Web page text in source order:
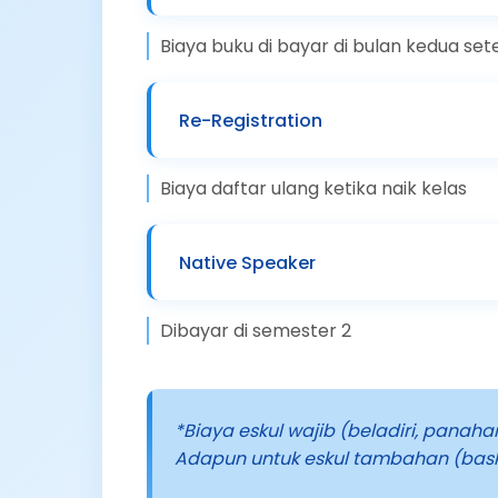
Biaya buku di bayar di bulan kedua
Re-Registration
Biaya daftar ulang ketika naik kelas
Native Speaker
Dibayar di semester 2
*Biaya eskul wajib (beladiri,
Adapun untuk eskul tambahan